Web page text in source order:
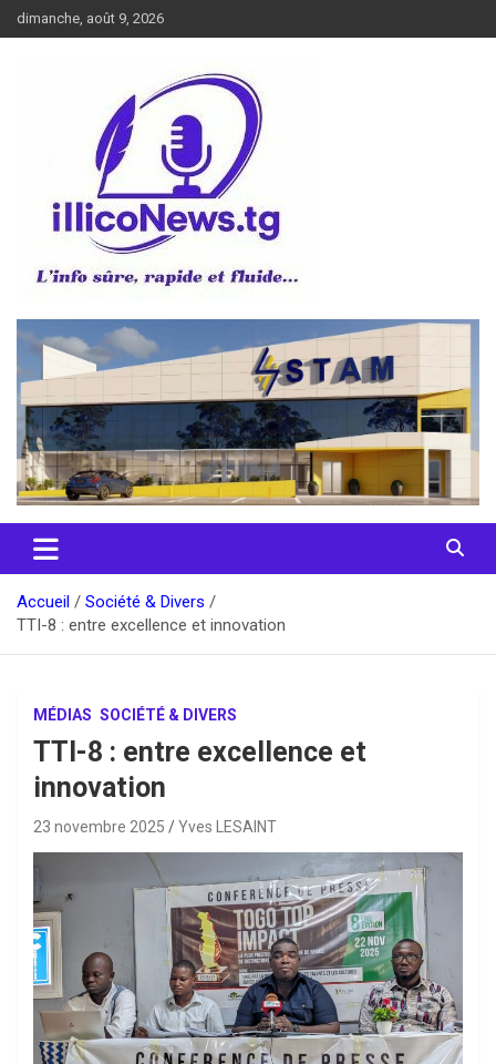
Aller
au
dimanche, août 9, 2026
illiconews
Accueil
Société & Divers
TTI-8 : entre excellence et innovation
MÉDIAS SOCIÉTÉ & DIVERS
TTI-8 : entre excellence et
innovation
23 novembre 2025 Yves LESAINT